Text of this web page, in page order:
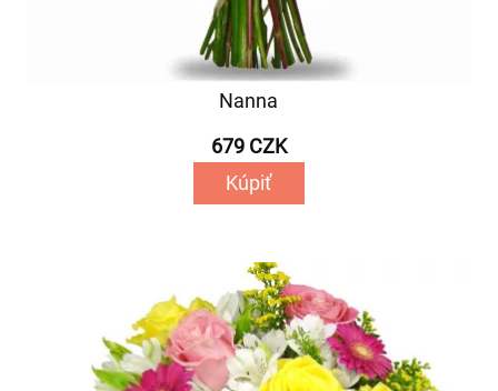
Nanna
679 CZK
Kúpiť